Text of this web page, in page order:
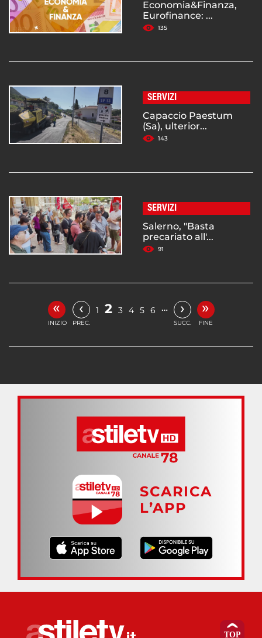
Economia&Finanza,
Eurofinance: ...
135
SERVIZI
Capaccio Paestum
(Sa), ulterior...
143
SERVIZI
Salerno, "Basta
precariato all'...
91
«
INIZIO
‹
PREC.
1 2 3 4 5 6 … ›
SUCC.
»
FINE
SCARICA
L’APP